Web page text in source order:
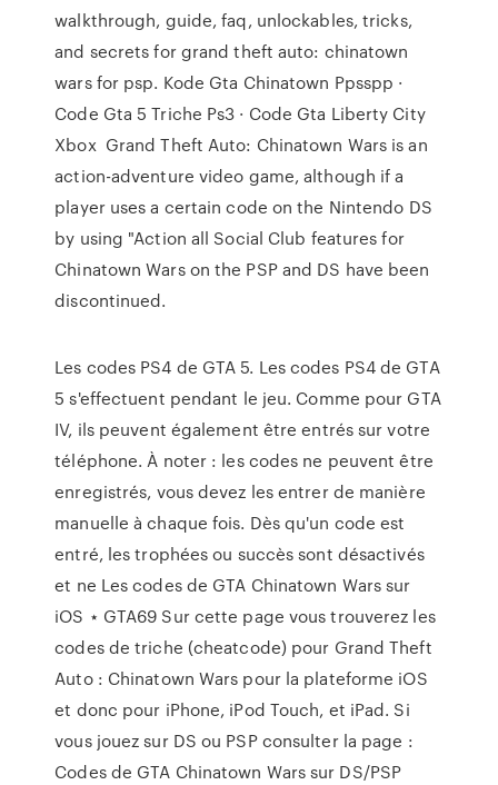
walkthrough, guide, faq, unlockables, tricks,
and secrets for grand theft auto: chinatown
wars for psp. Kode Gta Chinatown Ppsspp ·
Code Gta 5 Triche Ps3 · Code Gta Liberty City
Xbox Grand Theft Auto: Chinatown Wars is an
action-adventure video game, although if a
player uses a certain code on the Nintendo DS
by using "Action all Social Club features for
Chinatown Wars on the PSP and DS have been
discontinued.
Les codes PS4 de GTA 5. Les codes PS4 de GTA
5 s'effectuent pendant le jeu. Comme pour GTA
IV, ils peuvent également être entrés sur votre
téléphone. À noter : les codes ne peuvent être
enregistrés, vous devez les entrer de manière
manuelle à chaque fois. Dès qu'un code est
entré, les trophées ou succès sont désactivés
et ne Les codes de GTA Chinatown Wars sur
iOS ⋆ GTA69 Sur cette page vous trouverez les
codes de triche (cheatcode) pour Grand Theft
Auto : Chinatown Wars pour la plateforme iOS
et donc pour iPhone, iPod Touch, et iPad. Si
vous jouez sur DS ou PSP consulter la page :
Codes de GTA Chinatown Wars sur DS/PSP